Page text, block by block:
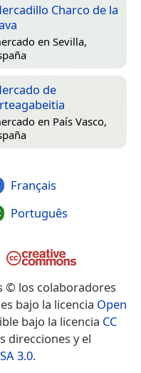
Charco de la
en Sevilla,
de
en País Vasco,
Français
Português
© los colaboradores
bajo la licencia Open
bajo la licencia CC
direcciones y el
3.0.